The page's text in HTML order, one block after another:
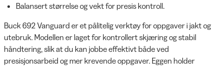
Balansert størrelse og vekt for presis kontroll.
Buck 692 Vanguard er et pålitelig verktøy for oppgaver i jakt og
utebruk. Modellen er laget for kontrollert skjæring og stabil
håndtering, slik at du kan jobbe effektivt både ved
presisjonsarbeid og mer krevende oppgaver. Eggen holder